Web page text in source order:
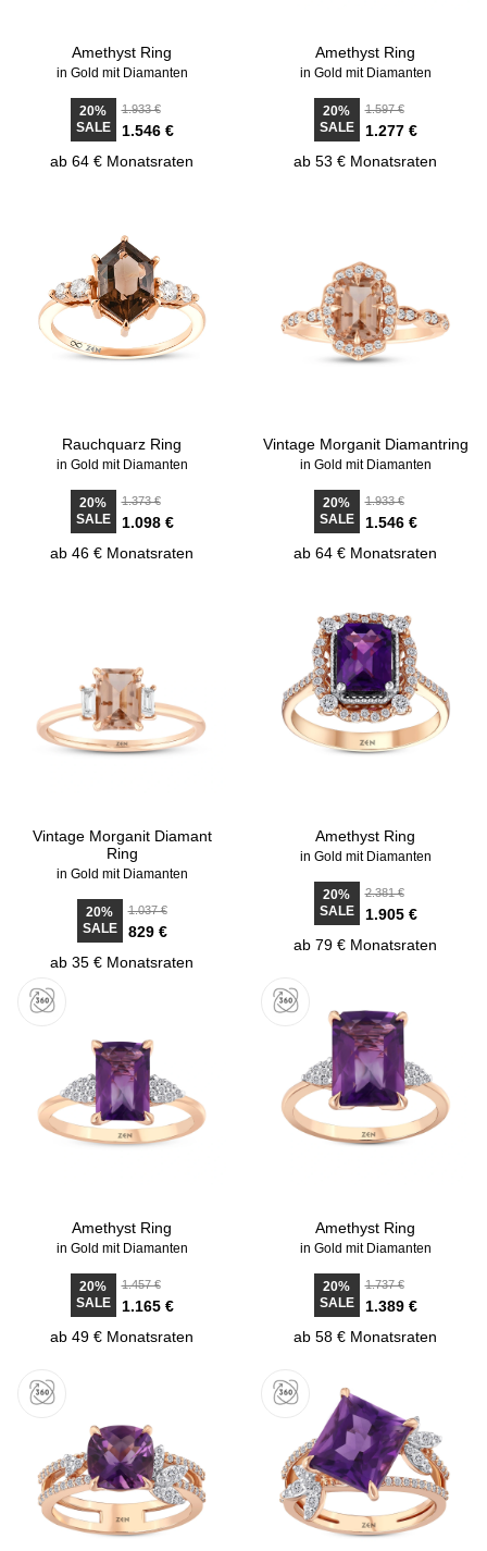
Amethyst Ring
in Gold mit Diamanten
20%
SALE
1.933 €
1.546 €
ab 64 € Monatsraten
Amethyst Ring
in Gold mit Diamanten
20%
SALE
1.597 €
1.277 €
ab 53 € Monatsraten
Rauchquarz Ring
in Gold mit Diamanten
20%
SALE
1.373 €
1.098 €
ab 46 € Monatsraten
Vintage Morganit Diamantring
in Gold mit Diamanten
20%
SALE
1.933 €
1.546 €
ab 64 € Monatsraten
Vintage Morganit Diamant
Ring
in Gold mit Diamanten
20%
SALE
1.037 €
829 €
ab 35 € Monatsraten
Amethyst Ring
in Gold mit Diamanten
20%
SALE
2.381 €
1.905 €
ab 79 € Monatsraten
Amethyst Ring
in Gold mit Diamanten
20%
SALE
1.457 €
1.165 €
ab 49 € Monatsraten
Amethyst Ring
in Gold mit Diamanten
20%
SALE
1.737 €
1.389 €
ab 58 € Monatsraten